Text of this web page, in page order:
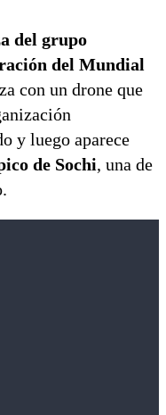
del grupo
del Mundial
con un drone que
y luego aparece
de Sochi, una de